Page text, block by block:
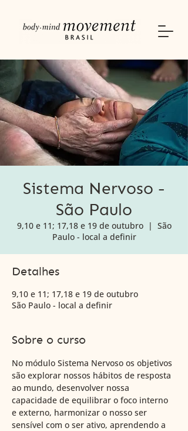
Sistema Nervoso -
São Paulo
9,10 e 11; 17,18 e 19 de outubro
  |
São
Paulo - local a definir
Detalhes
9,10 e 11; 17,18 e 19 de outubro
São Paulo - local a definir
Sobre o curso
No módulo Sistema Nervoso os objetivos
são explorar nossos hábitos de resposta
ao mundo, desenvolver nossa
capacidade de equilibrar o foco interno
e externo, harmonizar o nosso ser
sensível com o ser ativo, aprendendo a